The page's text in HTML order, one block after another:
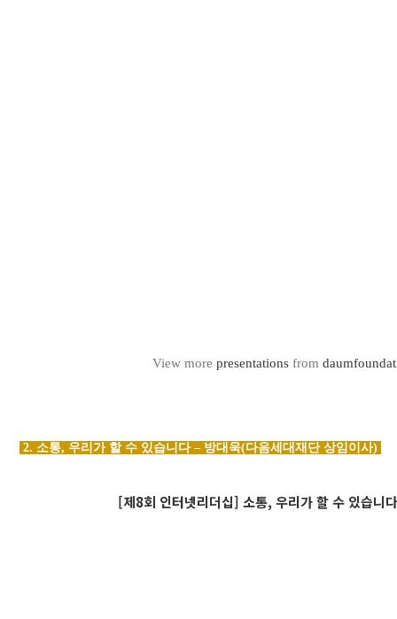
View morepresentations from
2. 소통, 우리가 할 수 있습니다 – 방대욱(다음세대재단 상임이사)
[제8회 인터넷리더십] 소통, 우리가 할 수 있습니